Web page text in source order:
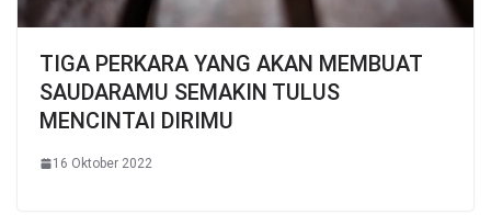
TIGA PERKARA YANG AKAN MEMBUAT
SAUDARAMU SEMAKIN TULUS
MENCINTAI DIRIMU
16 Oktober 2022